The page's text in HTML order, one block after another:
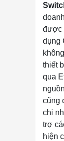
được
dụng
thiết
qua
cũng
chi
trợ
hiện